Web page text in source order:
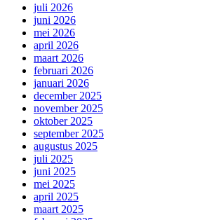
juli 2026
juni 2026
mei 2026
april 2026
maart 2026
februari 2026
januari 2026
december 2025
november 2025
oktober 2025
september 2025
augustus 2025
juli 2025
juni 2025
mei 2025
april 2025
maart 2025